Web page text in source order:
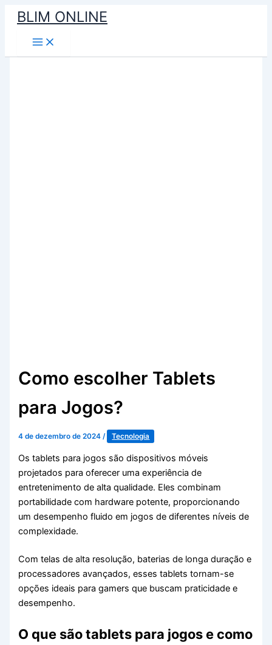
para
conteúdo
BLIM ONLINE
Como escolher Tablets
para Jogos?
4 de dezembro de 2024/ Tecnologia
Os tablets para jogos são dispositivos móveis
projetados para oferecer uma experiência de
entretenimento de alta qualidade. Eles combinam
portabilidade com hardware potente, proporcionando
um desempenho fluido em jogos de diferentes níveis de
complexidade.
Com telas de alta resolução, baterias de longa duração e
processadores avançados, esses tablets tornam-se
opções ideais para gamers que buscam praticidade e
desempenho.
O que são tablets para jogos e como